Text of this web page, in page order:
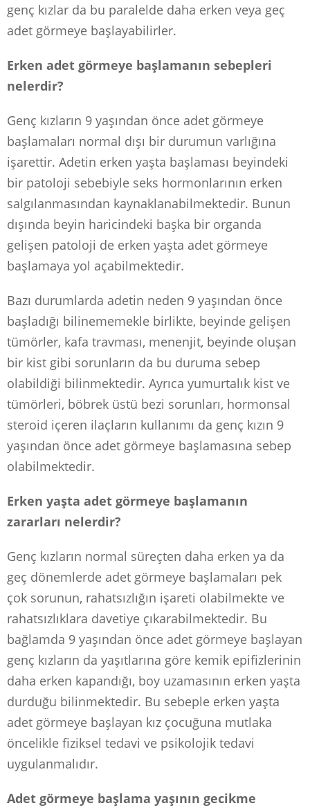
genç kızlar da bu paralelde daha erken veya geç
adet görmeye başlayabilirler.
Erken adet görmeye başlamanın sebepleri
nelerdir?
Genç kızların 9 yaşından önce adet görmeye
başlamaları normal dışı bir durumun varlığına
işarettir. Adetin erken yaşta başlaması beyindeki
bir patoloji sebebiyle seks hormonlarının erken
salgılanmasından kaynaklanabilmektedir. Bunun
dışında beyin haricindeki başka bir organda
gelişen patoloji de erken yaşta adet görmeye
başlamaya yol açabilmektedir.
Bazı durumlarda adetin neden 9 yaşından önce
başladığı bilinememekle birlikte, beyinde gelişen
tümörler, kafa travması, menenjit, beyinde oluşan
bir kist gibi sorunların da bu duruma sebep
olabildiği bilinmektedir. Ayrıca yumurtalık kist ve
tümörleri, böbrek üstü bezi sorunları, hormonsal
steroid içeren ilaçların kullanımı da genç kızın 9
yaşından önce adet görmeye başlamasına sebep
olabilmektedir.
Erken yaşta adet görmeye başlamanın
zararları nelerdir?
Genç kızların normal süreçten daha erken ya da
geç dönemlerde adet görmeye başlamaları pek
çok sorunun, rahatsızlığın işareti olabilmekte ve
rahatsızlıklara davetiye çıkarabilmektedir. Bu
bağlamda 9 yaşından önce adet görmeye başlayan
genç kızların da yaşıtlarına göre kemik epifizlerinin
daha erken kapandığı, boy uzamasının erken yaşta
durduğu bilinmektedir. Bu sebeple erken yaşta
adet görmeye başlayan kız çocuğuna mutlaka
öncelikle fiziksel tedavi ve psikolojik tedavi
uygulanmalıdır.
Adet görmeye başlama yaşının gecikme